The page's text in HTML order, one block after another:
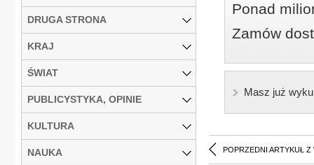
Ponad
Zamów
Masz już
POPRZEDNI ARTYKUŁ Z
DRUGA STRONA
KRAJ
ŚWIAT
PUBLICYSTYKA, OPINIE
KULTURA
NAUKA